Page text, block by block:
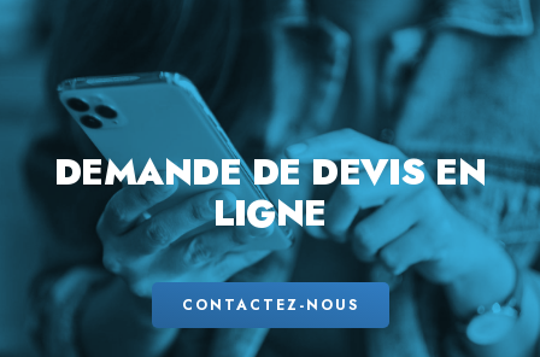
DEMANDEDE DEVIS EN
LIGNE
CONTACTEZ-NOUS